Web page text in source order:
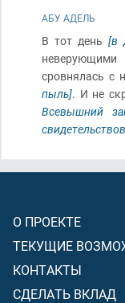
АБУ АДЕЛЬ
В тот день [в
сровнялась с
пыль]. И не
Всевышний
О ПРОЕКТЕ
ТЕКУЩИЕ
КОНТАКТЫ
СДЕЛАТЬ ВКЛАД